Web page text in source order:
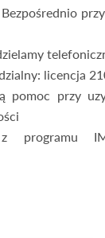
licencja
pomoc przy
z programu